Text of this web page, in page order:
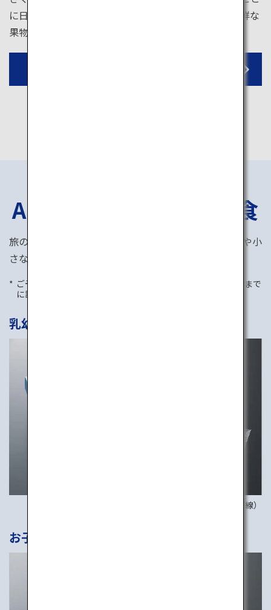
に日本各地で甘い果物が実ります。収穫体験をして新鮮な
果物を味わいましょう。
ANAの 機内食
旅の思い出は機内食から。 ANAの国際線では、乳幼児や小
さなお子様向けのお食事をご用意しています。
ご予約が必要です。特別機内食をご希望の場合は、受付期限まで
に該当の窓口にてお申し込みください。
乳幼児向けのお食事（BBML）
画像はイメージです（国際線）
お子様向けのお食事（CHML）